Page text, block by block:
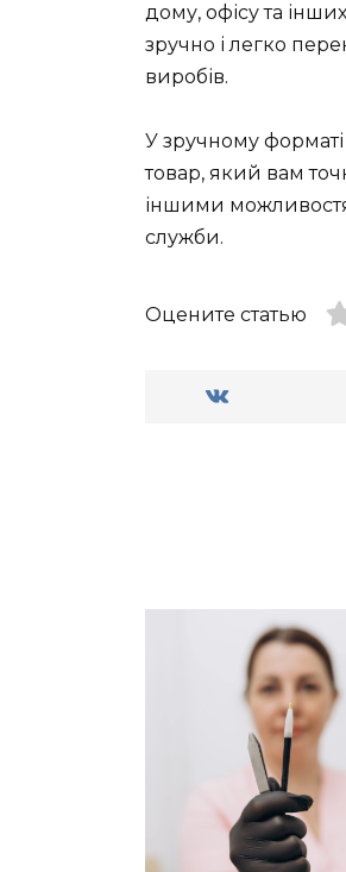
дому, офісу та
зручно і легко
виробів.
У зручному
товар, який вам
іншими
служби.
Оцените статью